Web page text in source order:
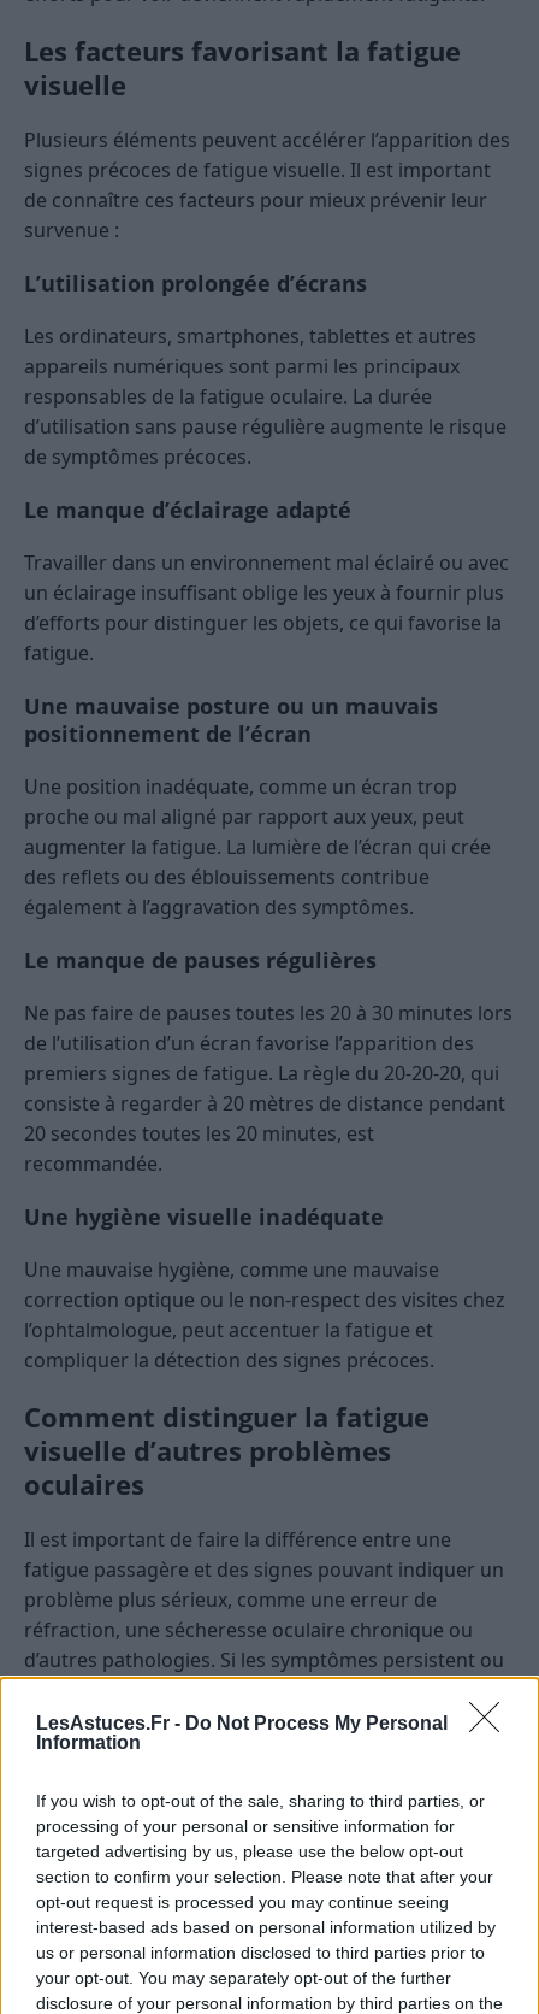
LesAstuces.Fr - Do Not Process My Personal
Information
If you wish to opt-out of the sale, sharing to third parties, or
processing of your personal or sensitive information for
targeted advertising by us, please use the below opt-out
section to confirm your selection. Please note that after your
opt-out request is processed you may continue seeing
interest-based ads based on personal information utilized by
us or personal information disclosed to third parties prior to
your opt-out. You may separately opt-out of the further
disclosure of your personal information by third parties on the
Les facteurs favorisant la fatigue
visuelle
Plusieurs éléments peuvent accélérer l’apparition des
signes précoces de fatigue visuelle. Il est important
de connaître ces facteurs pour mieux prévenir leur
survenue :
L’utilisation prolongée d’écrans
Les ordinateurs, smartphones, tablettes et autres
appareils numériques sont parmi les principaux
responsables de la fatigue oculaire. La durée
d’utilisation sans pause régulière augmente le risque
de symptômes précoces.
Le manque d’éclairage adapté
Travailler dans un environnement mal éclairé ou avec
un éclairage insuffisant oblige les yeux à fournir plus
d’efforts pour distinguer les objets, ce qui favorise la
fatigue.
Une mauvaise posture ou un mauvais
positionnement de l’écran
Une position inadéquate, comme un écran trop
proche ou mal aligné par rapport aux yeux, peut
augmenter la fatigue. La lumière de l’écran qui crée
des reflets ou des éblouissements contribue
également à l’aggravation des symptômes.
Le manque de pauses régulières
Ne pas faire de pauses toutes les 20 à 30 minutes lors
de l’utilisation d’un écran favorise l’apparition des
premiers signes de fatigue. La règle du 20-20-20, qui
consiste à regarder à 20 mètres de distance pendant
20 secondes toutes les 20 minutes, est
recommandée.
Une hygiène visuelle inadéquate
Une mauvaise hygiène, comme une mauvaise
correction optique ou le non-respect des visites chez
l’ophtalmologue, peut accentuer la fatigue et
compliquer la détection des signes précoces.
Comment distinguer la fatigue
visuelle d’autres problèmes
oculaires
Il est important de faire la différence entre une
fatigue passagère et des signes pouvant indiquer un
problème plus sérieux, comme une erreur de
réfraction, une sécheresse oculaire chronique ou
d’autres pathologies. Si les symptômes persistent ou
un professionnel de santé est conseillé.
ophtalmologique
Une perte soudaine ou progressive de la vision
Une douleur oculaire persistante
Une sensibilité accrue à la lumière
Une vision double ou des taches devant les yeux
Une sensation de corps étranger dans l’œil